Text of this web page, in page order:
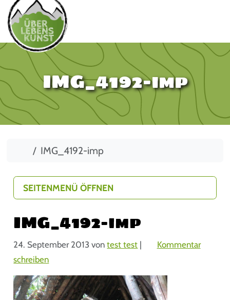
IMG_4192-imp
StartIMG_4192-imp
IMG_4192-imp
24. September 2013 vontest test |
Kommentar
schreiben
SEITENMENÜ ÖFFNEN